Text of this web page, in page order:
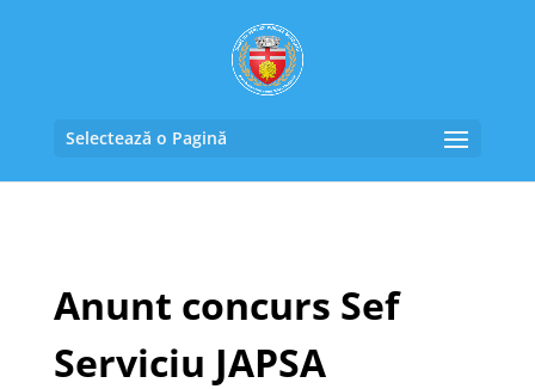
Selectează o Pagină
Anunt concurs Sef
Serviciu JAPSA